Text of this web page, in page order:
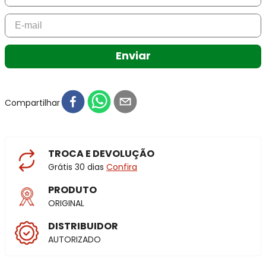
Enviar
Compartilhar
TROCA E DEVOLUÇÃO
Grátis 30 dias Confira
PRODUTO
ORIGINAL
DISTRIBUIDOR
AUTORIZADO